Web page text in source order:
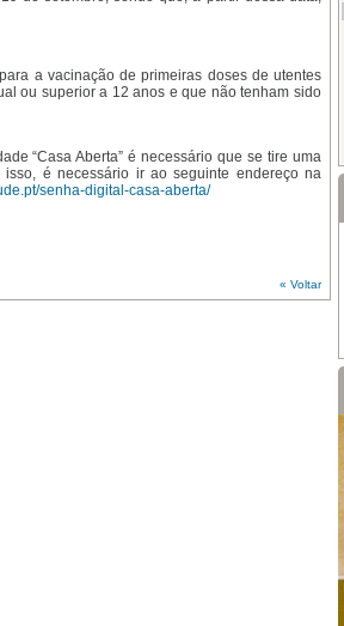
a vacinação de primeiras doses de utentes
ou superior a 12 anos e que não tenham sido
“Casa Aberta” é necessário que se tire uma
é necessário ir ao seguinte endereço na
senha-digital-casa-aberta/
« Voltar